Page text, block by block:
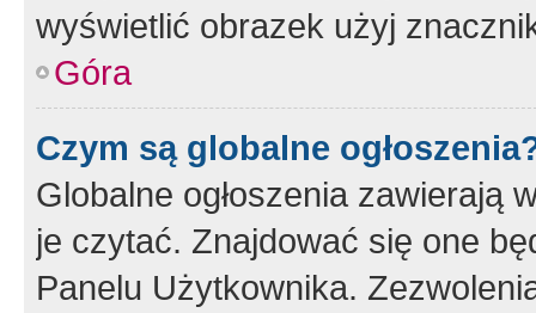
wyświetlić obrazek użyj
Góra
Czym są globalne
Globalne ogłoszenia zawierają
je czytać. Znajdować się one
Panelu Użytkownika.